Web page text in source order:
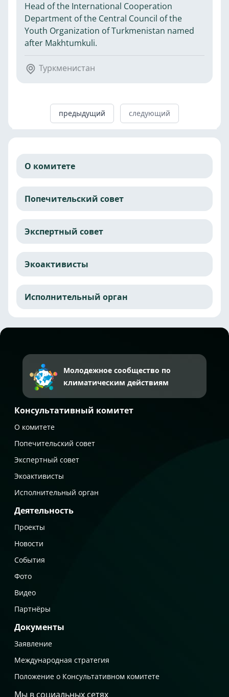
Head of the International Cooperation
Department of the Central Council of the
Youth Organization of Turkmenistan named
after Makhtumkuli.
Туркменистан
предыдущий следующий
О комитете
Попечительский совет
Экспертный совет
Экоактивисты
Исполнительный орган
Молодежное сообщество по
климатическим действиям
Консультативный комитет
О комитете
Попечительский совет
Экспертный совет
Экоактивисты
Исполнительный орган
Деятельность
Проекты
Новости
События
Фото
Видео
Партнёры
Документы
Заявление
Международная стратегия
Положение о Консультативном комитете
Мы в социальных сетях